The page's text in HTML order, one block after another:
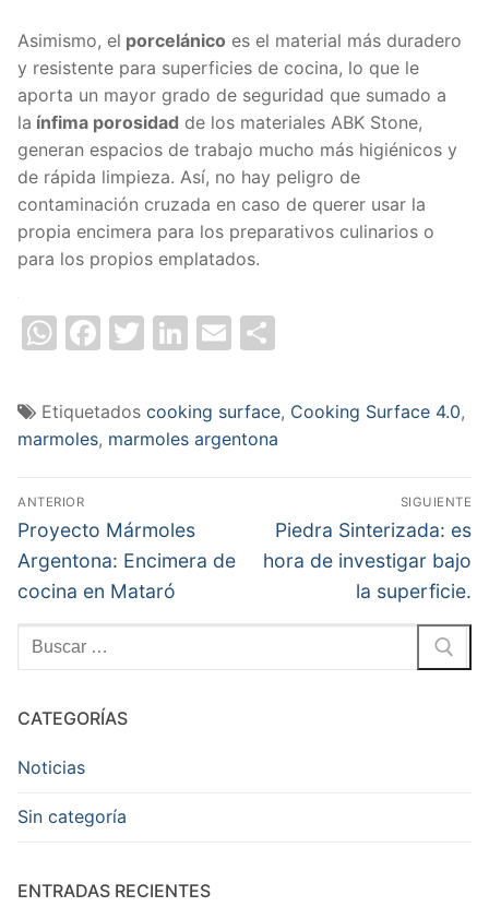
Asimismo, el porcelánico es el material más duradero
y resistente para superficies de cocina, lo que le
aporta un mayor grado de seguridad que sumado a
la ínfima porosidad de los materiales ABK Stone,
generan espacios de trabajo mucho más higiénicos y
de rápida limpieza. Así, no hay peligro de
contaminación cruzada en caso de querer usar la
propia encimera para los preparativos culinarios o
para los propios emplatados.
Summary
Article
Name
Cooking
Surface
primera
100%
Description
4.0:
WhatsApp
Facebook
Twitter
LinkedIn
Email
Etiquetados cooking surface, Cooking Surface 4.0,
marmoles, marmoles argentona
Navegación
de
entradas
ANTERIOR
Entrada
anterior:
Proyecto Mármoles
Argentona: Encimera de
cocina en Mataró
SIGUIENTE
Entrada
siguiente:
Piedra Sinterizada: es
hora de investigar bajo
la superficie.
Buscar:
CATEGORÍAS
Noticias
Sin categoría
ENTRADAS RECIENTES